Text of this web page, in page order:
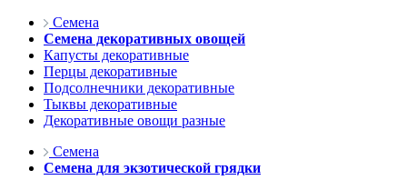
Семена
Семена декоративных овощей
Капусты декоративные
Перцы декоративные
Подсолнечники декоративные
Тыквы декоративные
Декоративные овощи разные
Семена
Семена для экзотической грядки